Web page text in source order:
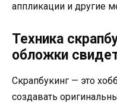
аппликации и другие
Техника
обложки
Скрапбукинг — это
создавать